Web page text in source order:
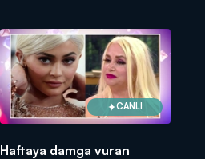
CANLI
Haftaya damga vuran